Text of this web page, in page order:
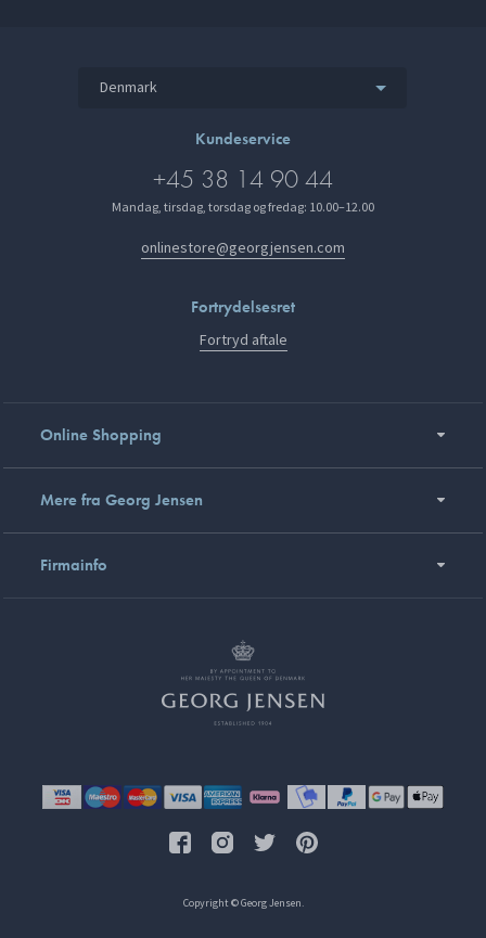
Denmark
Kundeservice
+45 38 14 90 44
Mandag, tirsdag, torsdag og fredag: 10.00–12.00
onlinestore@georgjensen.com
Fortrydelsesret
Fortryd aftale
Online Shopping
Mere fra Georg Jensen
Firmainfo
Copyright © Georg Jensen.